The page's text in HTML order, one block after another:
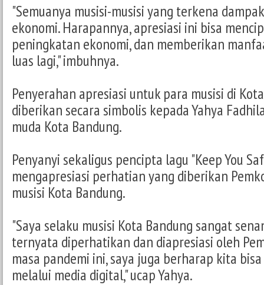
"Semuanya musisi-musisi yang terkena
ekonomi. Harapannya, apresiasi ini bisa
peningkatan ekonomi, dan memberikan
luas lagi," imbuhnya.
Penyerahan apresiasi untuk para musisi di
diberikan secara simbolis kepada Yahya
muda Kota Bandung.
Penyanyi sekaligus pencipta lagu "Keep You
mengapresiasi perhatian yang diberikan
musisi Kota Bandung.
"Saya selaku musisi Kota Bandung sangat
ternyata diperhatikan dan diapresiasi oleh
masa pandemi ini, saya juga berharap kita
melalui media digital," ucap Yahya.